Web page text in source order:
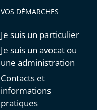
VOS DÉMARCHES
Je suis un particulier
Je suis un avocat ou
une administration
Contacts et
informations
pratiques